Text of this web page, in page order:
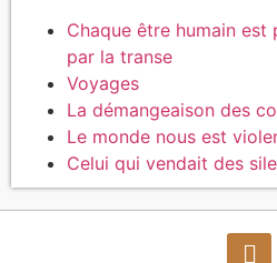
Chaque être humain
par la transe
Voyages
La démangeaison des
Le monde nous est
Celui qui vendait des